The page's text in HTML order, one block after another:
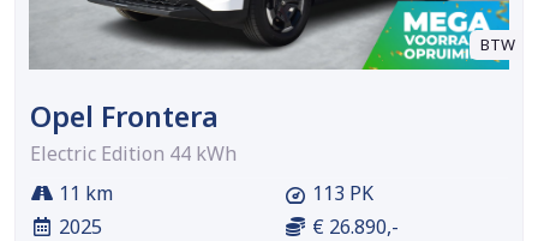
BTW
Opel Frontera
Electric Edition 44 kWh
11 km
2025
113 PK
€ 26.890,-